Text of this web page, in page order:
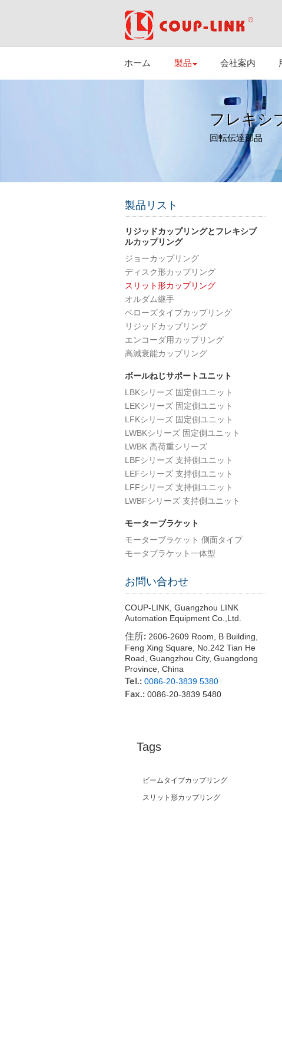
ホーム 製品 会社案内
フレキシ
回転伝達部品
製品リスト
リジッドカップリングとフレキシブ
ルカップリング
ジョーカップリング
ディスク形カップリング
スリット形カップリング
オルダム継手
ベローズタイプカップリング
リジッドカップリング
エンコーダ用カップリング
高減衰能カップリング
ボールねじサポートユニット
LBKシリーズ 固定側ユニット
LEKシリーズ 固定側ユニット
LFKシリーズ 固定側ユニット
LWBKシリーズ 固定側ユニット
LWBK 高荷重シリーズ
LBFシリーズ 支持側ユニット
LEFシリーズ 支持側ユニット
LFFシリーズ 支持側ユニット
LWBFシリーズ 支持側ユニット
モーターブラケット
モーターブラケット 側面タイプ
モータブラケット一体型
お問い合わせ
COUP-LINK, Guangzhou LINK
Automation Equipment Co.,Ltd.
住所: 2606-2609 Room, B Building,
Feng Xing Square, No.242 Tian He
Road, Guangzhou City, Guangdong
Province, China
Tel.: 0086-20-3839 5380
Fax.: 0086-20-3839 5480
Tags
ビームタイプカップリング
スリット形カップリング